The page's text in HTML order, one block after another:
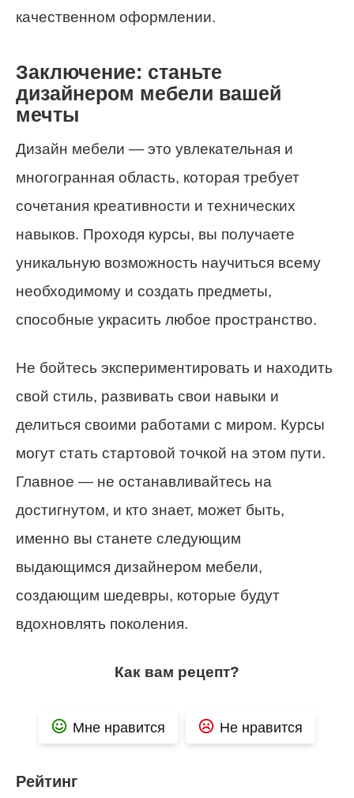
качественном оформлении.
Заключение: станьте
дизайнером мебели вашей
мечты
Дизайн мебели — это увлекательная и
многогранная область, которая требует
сочетания креативности и технических
навыков. Проходя курсы, вы получаете
уникальную возможность научиться всему
необходимому и создать предметы,
способные украсить любое пространство.
Не бойтесь экспериментировать и находить
свой стиль, развивать свои навыки и
делиться своими работами с миром. Курсы
могут стать стартовой точкой на этом пути.
Главное — не останавливайтесь на
достигнутом, и кто знает, может быть,
именно вы станете следующим
выдающимся дизайнером мебели,
создающим шедевры, которые будут
вдохновлять поколения.
Как вам рецепт?
Мне нравится Не нравится
Рейтинг